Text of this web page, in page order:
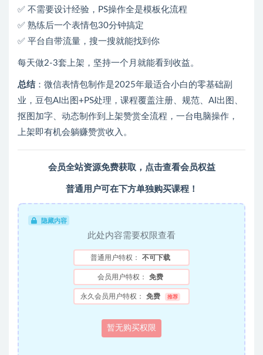
✅ 不需要设计经验，PS操作全是模板化流程
✅ 熟练后一个表情包30分钟搞定
✅ 平台自带流量，搜一搜就能找到你
每天做2-3套上架，坚持一个月就能看到收益。
总结：微信表情包制作是2025年最适合小白的零基础副
业，豆包AI出图+PS处理，课程覆盖注册、规范、AI出图、
抠图加字、动态制作到上架赞赏全流程，一台电脑操作，
上架即有机会躺赚赞赏收入。
会员全站资源免费获取， 点击查看会员权益
普通用户可在下方单独购买课程！
隐藏内容
此处内容需要权限查看
普通用户特权： 不可下载
会员用户特权： 免费
永久会员用户特权： 免费 推荐
暂无购买权限